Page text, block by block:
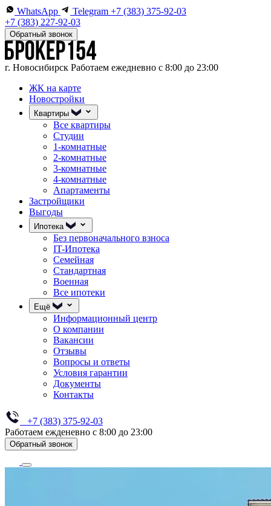
WhatsApp Telegram +7 (383) 375-92-03
+7 (383) 227-92-03
Обратный звонок
г. Новосибирск Работаем ежедневно с 8:00 до 23:00
ЖК на карте
Новостройки
Квартиры
Все квартиры
Студии
1-комнатные
2-комнатные
3-комнатные
4-комнатные
Апартаменты
Застройщики
Выгоды
Ипотека
Без первоначального взноса
IT-Ипотека
Семейная
Стандартная
Военная
Все ипотеки
Ещё
Информационный центр
О компании
Вакансии
Отзывы
Вопросы и ответы
Условия гарантии
Документы
Контакты
+7 (383) 375-92-03
Работаем ежденевно с 8:00 до 23:00
Обратный звонок